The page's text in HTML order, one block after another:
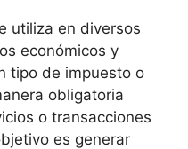
utiliza en diversos
económicos y
tipo de impuesto o
obligatoria
o transacciones
es generar